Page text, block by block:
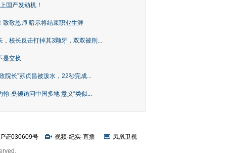
国产发动机！
致敬恩师 暗示将结束职业生涯
，校长反击打掉其3颗牙，双双被刑...
是交换
院长”苏贞昌被泼水，22秒完成...
·桑顿访问中国多地 意义“类似...
证030609号 视频·纪实·直播
凤凰卫视